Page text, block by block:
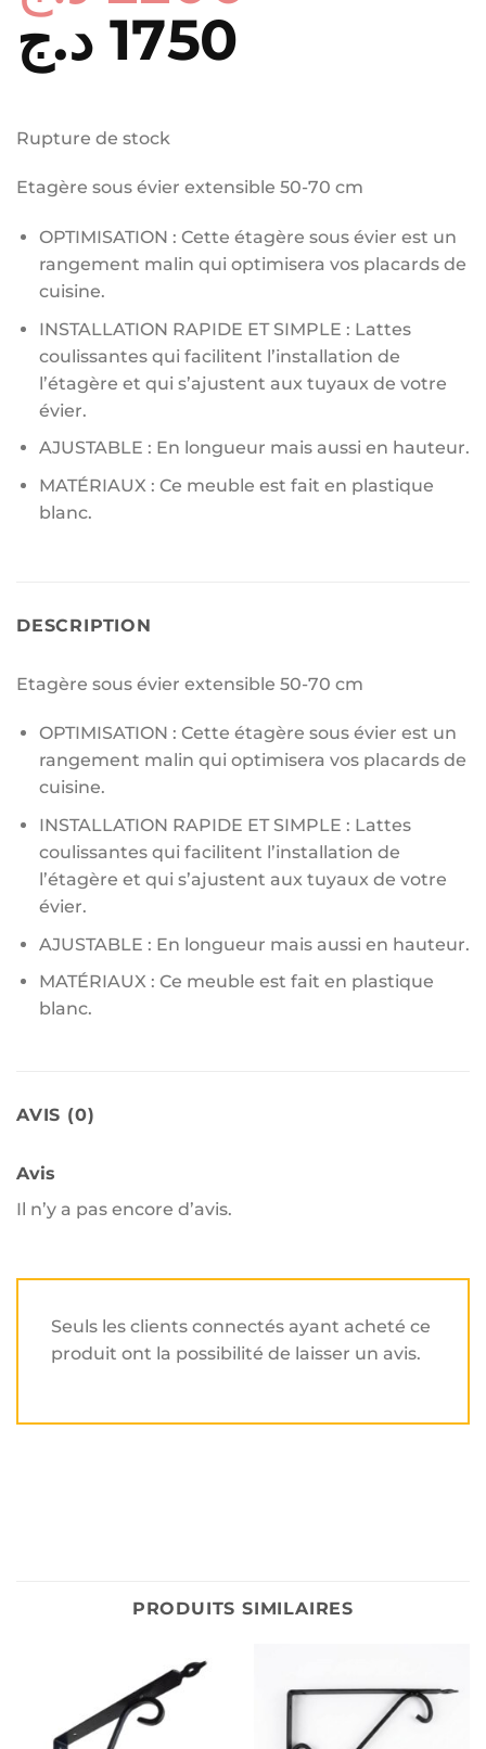
Le
prix
initial
était :
2200 د.ج.
1750 د.ج
Rupture de stock
Etagère sous évier extensible 50-70 cm
OPTIMISATION : Cette étagère sous évier est un
rangement malin qui optimisera vos placards de
cuisine.
INSTALLATION RAPIDE ET SIMPLE : Lattes
coulissantes qui facilitent l’installation de
l’étagère et qui s’ajustent aux tuyaux de votre
évier.
AJUSTABLE : En longueur mais aussi en hauteur.
MATÉRIAUX : Ce meuble est fait en plastique
blanc.
DESCRIPTION
Etagère sous évier extensible 50-70 cm
OPTIMISATION : Cette étagère sous évier est un
rangement malin qui optimisera vos placards de
cuisine.
INSTALLATION RAPIDE ET SIMPLE : Lattes
coulissantes qui facilitent l’installation de
l’étagère et qui s’ajustent aux tuyaux de votre
évier.
AJUSTABLE : En longueur mais aussi en hauteur.
MATÉRIAUX : Ce meuble est fait en plastique
blanc.
AVIS (0)
Avis
Il n’y a pas encore d’avis.
Seuls les clients connectés ayant acheté ce
produit ont la possibilité de laisser un avis.
PRODUITS SIMILAIRES